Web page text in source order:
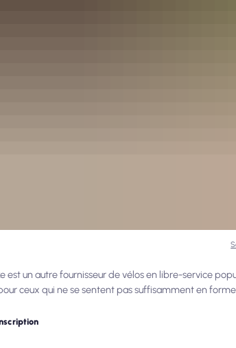
est un autre fournisseur de vélos en libre-service
ceux qui ne se sentent pas suffisamment en